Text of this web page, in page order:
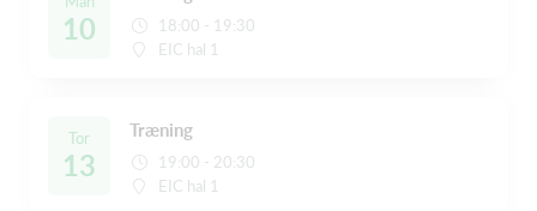
10
18:00 - 19:30
EIC hal 1
Tor
13
Træning
19:00 - 20:30
EIC hal 1